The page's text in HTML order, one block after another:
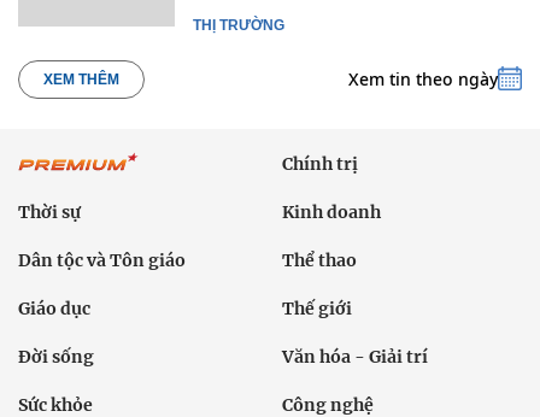
THỊ TRƯỜNG
XEM THÊM Xem tin theo ngày
Chính trị
Thời sự Kinh doanh
Dân tộc và Tôn giáo Thể thao
Giáo dục Thế giới
Đời sống Văn hóa - Giải trí
Sức khỏe Công nghệ